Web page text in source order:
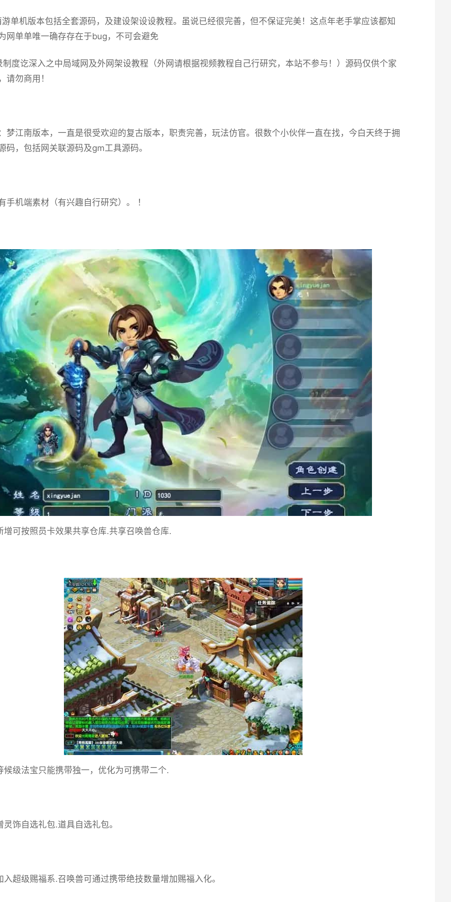
单机版本包括全套源码，及建设架设设教程。虽说已经很完善，但不保证完美！这点年老手掌应该都知
网单单唯一确存存在于bug，不可会避免
制度讫深入之中局域网及外网架设教程（外网请根据视频教程自己行研究，本站不参与！）源码仅供个家
请勿商用！
梦江南版本，一直是很受欢迎的复古版本，职责完善，玩法仿官。很数个小伙伴一直在找，今白天终于拥
码，包括网关联源码及gm工具源码。
手机端素材（有兴趣自行研究）。 ！
增可按照员卡效果共享仓库.共享召唤兽仓库.
候级法宝只能携带独一，优化为可携带二个.
饰自选礼包.道具自选礼包。
超级赐福系.召唤兽可通过携带绝技数量增加赐福入化。